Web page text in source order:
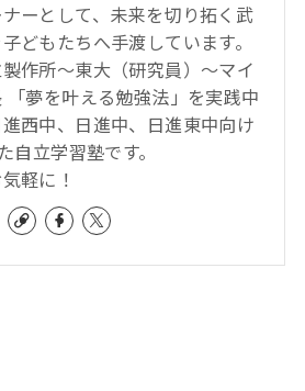
ーとして、未来を切り拓く武
どもたちへ手渡しています。
作所～東大（研究員）～マイ
「夢を叶える勉強法」を実践中
西中、日進中、日進東中向け
自立学習塾です。
軽に！